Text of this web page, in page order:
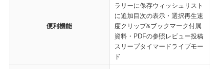
便利機能
ラリーに保存ウィッシュリスト
に追加目次の表示・選択再生速
度クリップ&ブックマーク付属
資料・PDFの参照レビュー投稿
スリープタイマードライブモー
ド